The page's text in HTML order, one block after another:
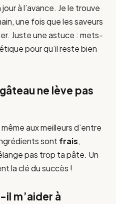
à l’avance. Je le trouve
une fois que les saveurs
Juste une astuce : mets-
pour qu’il reste bien
ne lève pas
aux meilleurs d’entre
sont frais,
pas trop ta pâte. Un
la clé du succès !
m’aider à